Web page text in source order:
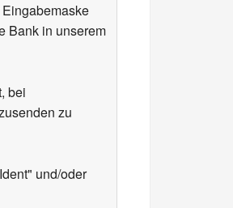
Bank in unserem
bei
zu
und/oder